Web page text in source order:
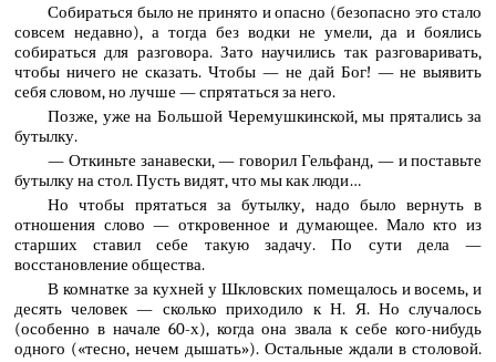
Собираться было не принято и опасно (безопасно это стало
совсем недавно), а тогда без водки не умели, да и боялись
собираться для разговора. Зато научились так разговаривать,
чтобы ничего не сказать. Чтобы — не дай Бог! — не выявить
себя словом, но лучше — спрятаться за него.
Позже, уже на Большой Черемушкинской, мы прятались за
бутылку.
— Откиньте занавески, — говорил Гельфанд, — и поставьте
бутылку на стол. Пусть видят, что мы как люди…
Но чтобы прятаться за бутылку, надо было вернуть в
отношения слово — откровенное и думающее. Мало кто из
старших ставил себе такую задачу. По сути дела —
восстановление общества.
В комнатке за кухней у Шкловских помещалось и восемь, и
десять человек — сколько приходило к Н. Я. Но случалось
(особенно в начале 60-х), когда она звала к себе кого-нибудь
одного («тесно, нечем дышать»). Остальные ждали в столовой.